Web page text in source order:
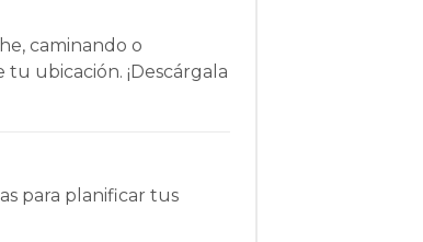
caminando o
ubicación. ¡Descárgala
para planificar tus